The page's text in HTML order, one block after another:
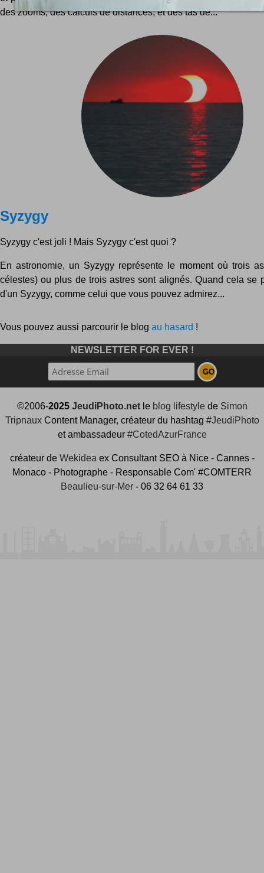
des zooms, des calculs de distances, et des tas de...
Syzygy
Syzygy c'est joli ! Mais Syzygy c'est quoi ?
En astronomie, un Syzygy représente le moment où trois
célestes) ou plus de trois astres sont alignés. Quand cela se
d'un Syzygy, comme celui que vous pouvez admirez...
Vous pouvez aussi parcourir le blog au hasard !
NEWSLETTER FOR EVER !
©2006-2025 JeudiPhoto.netle blog lifestylede Simon
TripnauxContent Manager, créateur du hashtag #JeudiPhoto
et ambassadeur #CotedAzurFrance
créateur de Wekidea ex Consultant SEO à Nice - Cannes -
Monaco - Photographe - Responsable Com' #COMTERR
Beaulieu-sur-Mer - 06 32 64 61 33